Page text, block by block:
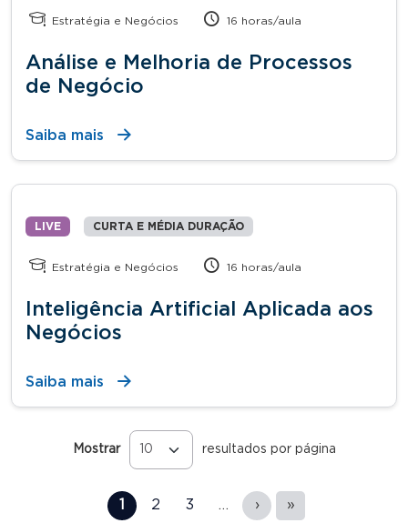
Estratégia e Negócios 16 horas/aula
Análise e Melhoria de Processos
de Negócio
Saiba mais
LIVE CURTA E MÉDIA DURAÇÃO
Estratégia e Negócios 16 horas/aula
Inteligência Artificial Aplicada aos
Negócios
Saiba mais
Mostrar resultados por página
1 2 3 … › »